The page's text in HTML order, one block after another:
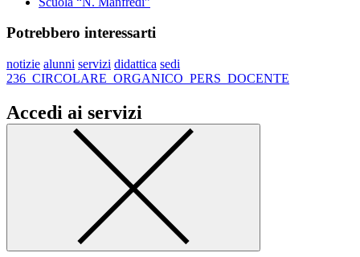
Potrebbero interessarti
notizie alunni servizi didattica sedi
236_CIRCOLARE_ORGANICO_PERS_DOCENTE
Accedi ai servizi